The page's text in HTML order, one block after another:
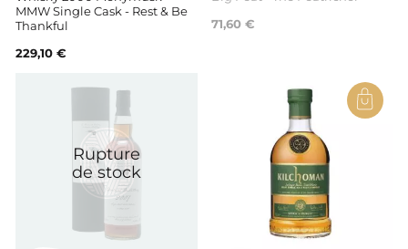
MMW Single Cask - Rest & Be
Thankful
229,10 €
71,60 €
Rupture
de stock